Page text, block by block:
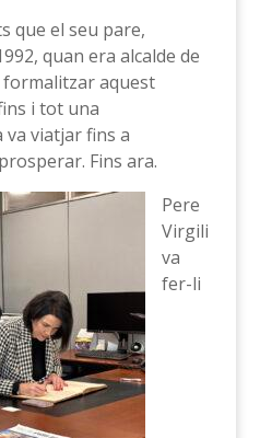
que el seu pare,
quan era alcalde de
aquest
i tot una
viatjar fins a
Fins ara.
Pere
Virgili
va
fer-li